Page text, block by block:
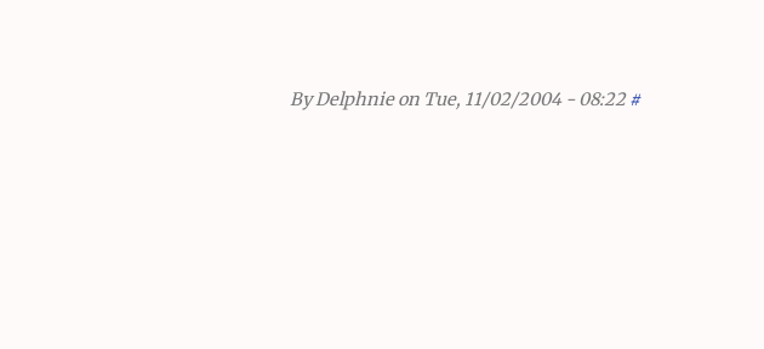
ByDelphnieon Tue, 11/02/2004 - 08:22 #